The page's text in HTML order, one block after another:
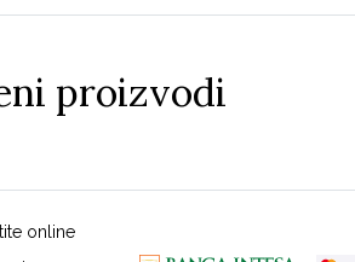
proizvodi
online